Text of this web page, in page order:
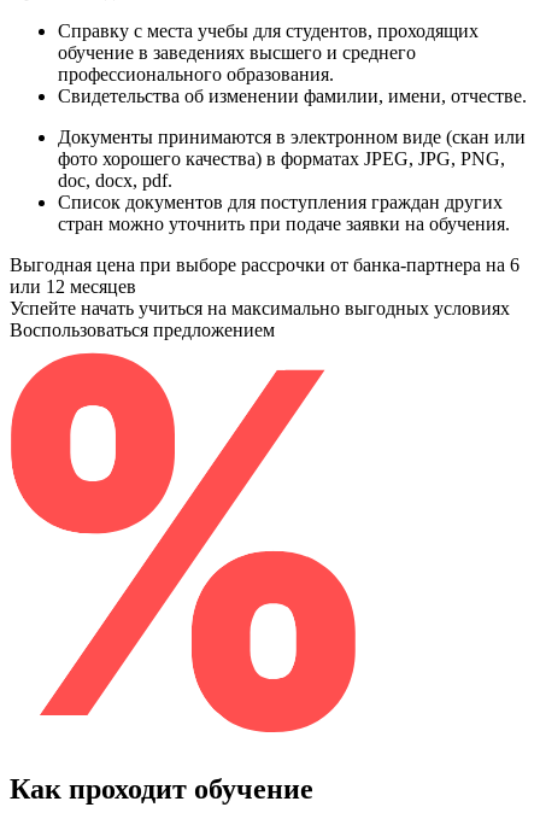
Справку с места учебы для студентов, проходящих
обучение в заведениях высшего и среднего
профессионального образования.
Свидетельства об изменении фамилии, имени, отчестве.
Документы принимаются в электронном виде (скан или
фото хорошего качества) в форматах JPEG, JPG, PNG,
doc, docx, pdf.
Список документов для поступления граждан других
стран можно уточнить при подаче заявки на обучения.
Выгодная цена при выборе рассрочки от банка-партнера на 6
или 12 месяцев
Успейте начать учиться на максимально выгодных условиях
Воспользоваться предложением
Как проходит обучение